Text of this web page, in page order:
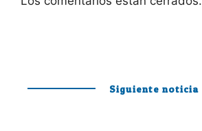
Siguiente noticia